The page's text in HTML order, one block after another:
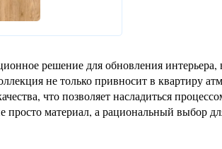
решение для обновления
не только привносит в квартиру
что позволяет насладиться
материал, а рациональный выбор